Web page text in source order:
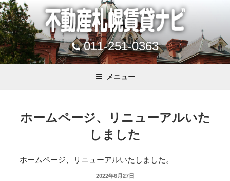
011-251-0363
メニュー
ホームページ、リニューアルいた
しました
ホームページ、リニューアルいたしました。
2022年6月27日